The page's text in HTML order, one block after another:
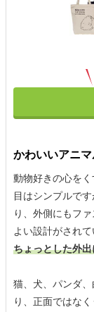
かわいいアニ
動物好きの心を
目はシンプルで
り、外側にもフ
よい設計がされて
ちょっとした外
猫、犬、パンダ
り、正面ではな